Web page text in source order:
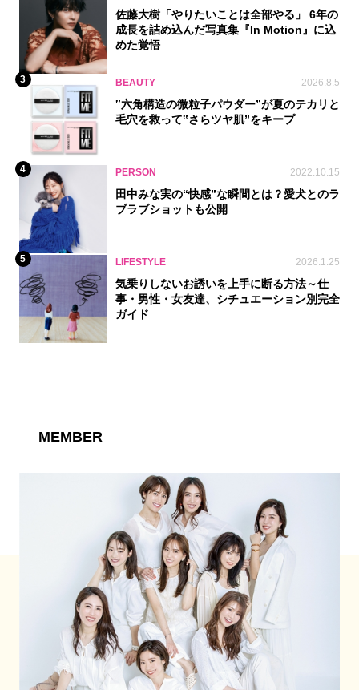
佐藤大樹「やりたいことは全部やる」 6年の
成長を詰め込んだ写真集『In Motion』に込
めた覚悟
3 BEAUTY 2026.8.5
‟六角構造の微粒子パウダー”が夏のテカリと
毛穴を救って‟さらツヤ肌”をキープ
4 PERSON 2022.10.15
田中みな実の“快感”な瞬間とは？愛犬とのラ
ブラブショットも公開
5 LIFESTYLE 2026.1.25
気乗りしないお誘いを上手に断る方法～仕
事・男性・女友達、シチュエーション別完全
ガイド
MEMBER